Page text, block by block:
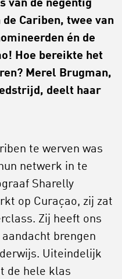
van de negentig
Cariben, twee van
én de
Hoe bereikte het
Merel Brugman,
deelt haar
te werven was
netwerk in te
Sharelly
op Curaçao, zij zat
Zij heeft ons
brengen
Uiteindelijk
de hele klas